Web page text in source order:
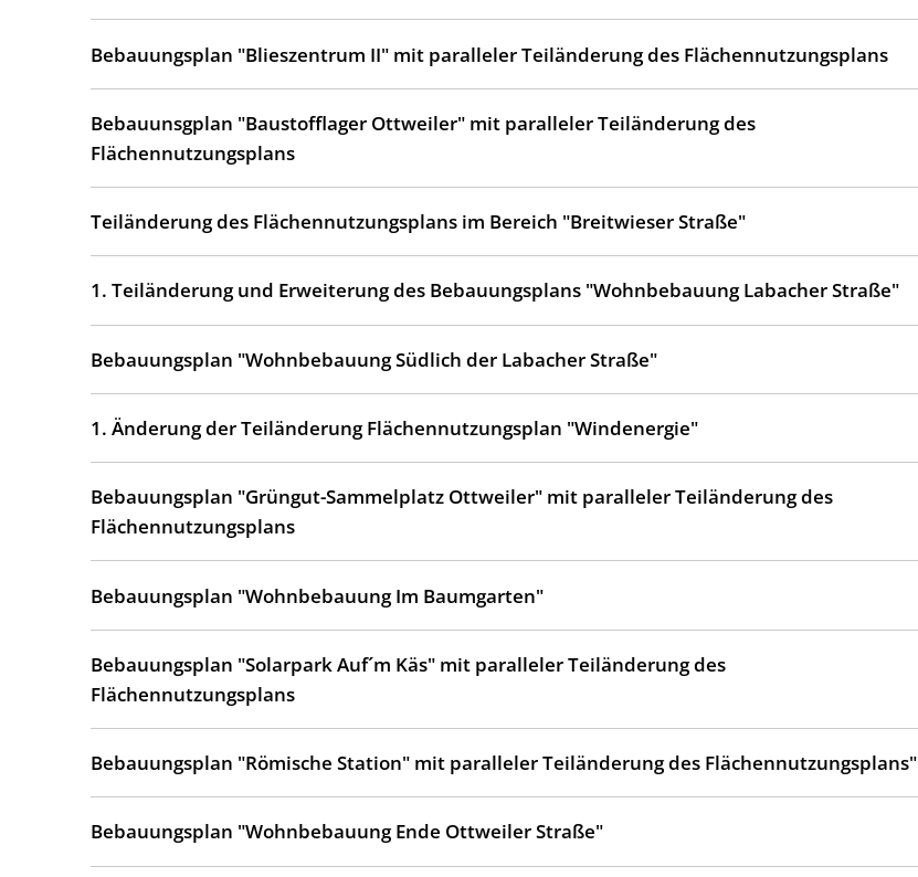
Bebauungsplan "Blieszentrum II" mit paralleler Teiländerung des Flächennutzungsplans
Bebauunsgplan "Baustofflager Ottweiler" mit paralleler Teiländerung des
Flächennutzungsplans
Teiländerung des Flächennutzungsplans im Bereich "Breitwieser Straße"
1. Teiländerung und Erweiterung des Bebauungsplans "Wohnbebauung Labacher Straße"
Bebauungsplan "Wohnbebauung Südlich der Labacher Straße"
1. Änderung der Teiländerung Flächennutzungsplan "Windenergie"
Bebauungsplan "Grüngut-Sammelplatz Ottweiler" mit paralleler Teiländerung des
Flächennutzungsplans
Bebauungsplan "Wohnbebauung Im Baumgarten"
Bebauungsplan "Solarpark Auf´m Käs" mit paralleler Teiländerung des
Flächennutzungsplans
Bebauungsplan "Römische Station" mit paralleler Teiländerung des Flächennutzungsplans"
Bebauungsplan "Wohnbebauung Ende Ottweiler Straße"